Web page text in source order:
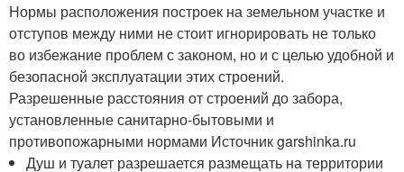
Нормы расположения построек на земельном участке и
отступов между ними не стоит игнорировать не только
во избежание проблем с законом, но и с целью удобной и
безопасной эксплуатации этих строений.
Разрешенные расстояния от строений до забора,
установленные санитарно-бытовыми и
противопожарными нормами Источник garshinka.ru
Душ и туалет разрешается размещать на территории